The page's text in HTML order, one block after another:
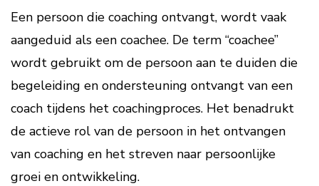
Een persoon die coaching ontvangt, wordt vaak
aangeduid als een coachee. De term “coachee”
wordt gebruikt om de persoon aan te duiden die
begeleiding en ondersteuning ontvangt van een
coach tijdens het coachingproces. Het benadrukt
de actieve rol van de persoon in het ontvangen
van coaching en het streven naar persoonlijke
groei en ontwikkeling.